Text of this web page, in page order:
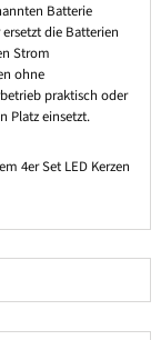
Batterie
die Batterien
Strom
ohne
praktisch oder
Platz einsetzt.
4er Set LED Kerzen